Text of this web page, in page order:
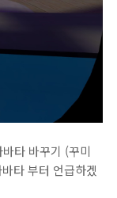
타 바꾸기 (꾸미
타 부터 언급하겠